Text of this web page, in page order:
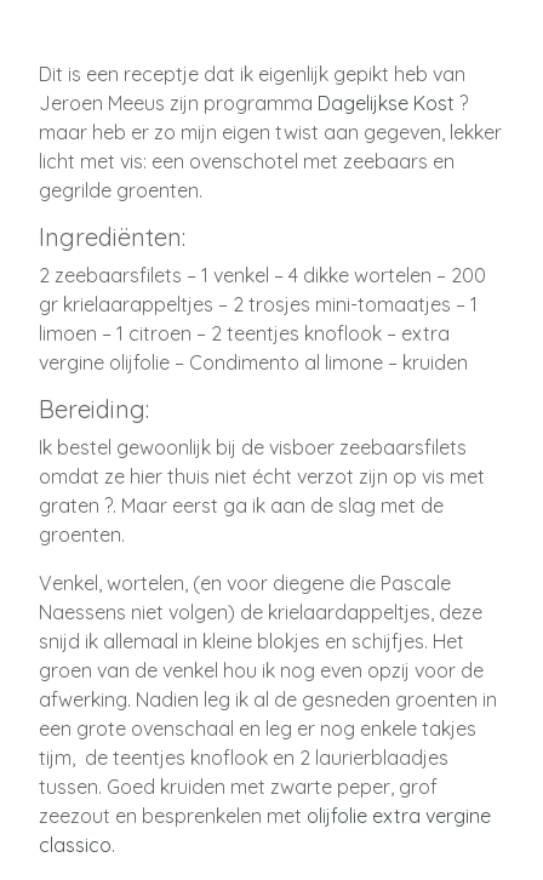
Dit is een receptje dat ik eigenlijk gepikt heb van
Jeroen Meeus zijn programma Dagelijkse Kost ?
maar heb er zo mijn eigen twist aan gegeven, lekker
licht met vis: een ovenschotel met zeebaars en
gegrilde groenten.
Ingrediënten:
2 zeebaarsfilets – 1 venkel – 4 dikke wortelen – 200
gr krielaarappeltjes – 2 trosjes mini-tomaatjes – 1
limoen – 1 citroen – 2 teentjes knoflook – extra
vergine olijfolie – Condimento al limone – kruiden
Bereiding:
Ik bestel gewoonlijk bij de visboer zeebaarsfilets
omdat ze hier thuis niet écht verzot zijn op vis met
graten ?. Maar eerst ga ik aan de slag met de
groenten.
Venkel, wortelen, (en voor diegene die Pascale
Naessens niet volgen) de krielaardappeltjes, deze
snijd ik allemaal in kleine blokjes en schijfjes. Het
groen van de venkel hou ik nog even opzij voor de
afwerking. Nadien leg ik al de gesneden groenten in
een grote ovenschaal en leg er nog enkele takjes
tijm, de teentjes knoflook en 2 laurierblaadjes
tussen. Goed kruiden met zwarte peper, grof
zeezout en besprenkelen met olijfolie extra vergine
classico.